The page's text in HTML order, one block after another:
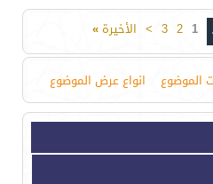
1
2
3
> الأخيرة»
الموضوع انواع عرض الموضوع